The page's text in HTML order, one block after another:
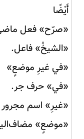
أَيْضًا
«صرّح» فعل
«الشيخُ» فاعل.
«في غيرِ موضعٍ»
«في» حرف جر.
«غيرِ» اسم
«موضعٍ»